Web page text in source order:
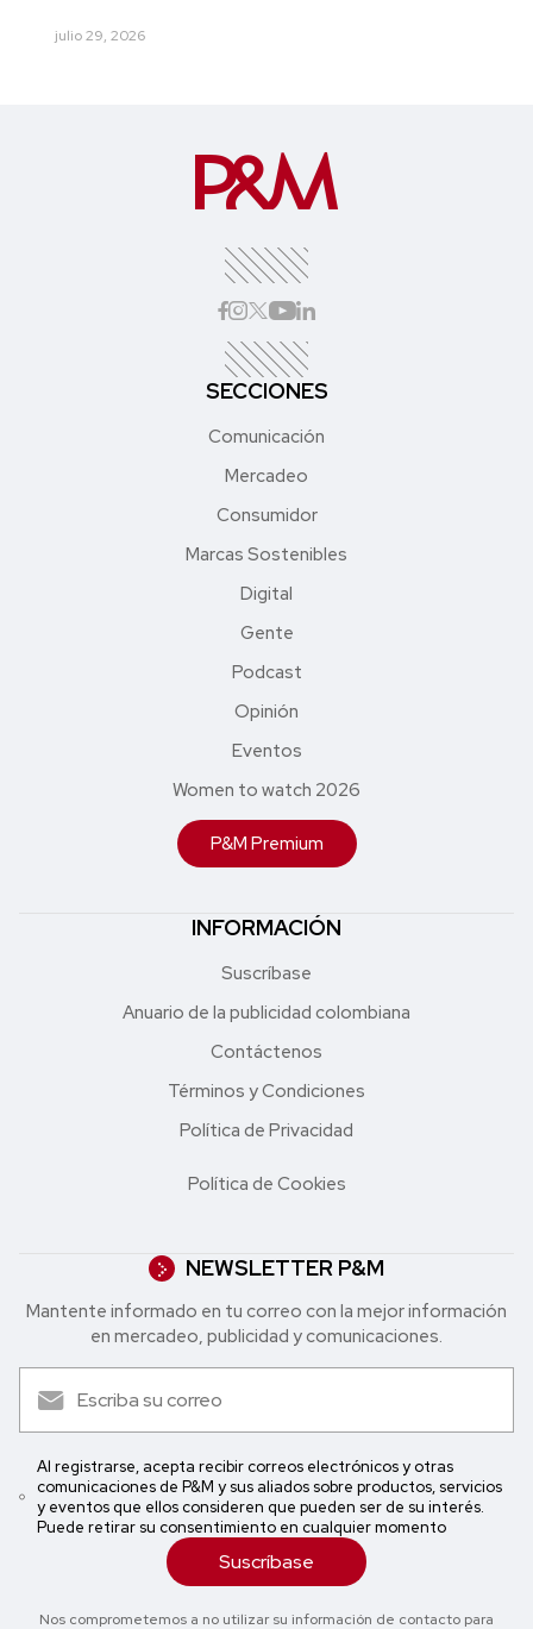
julio 29, 2026
SECCIONES
Comunicación
Mercadeo
Consumidor
Marcas Sostenibles
Digital
Gente
Podcast
Opinión
Eventos
Women to watch 2026
P&M Premium
INFORMACIÓN
Suscríbase
Anuario de la publicidad colombiana
Contáctenos
Términos y Condiciones
Política de Privacidad
Política de Cookies
NEWSLETTER P&M
Mantente informado en tu correo con la mejor in formación
en mercadeo, publicidad y comunicaciones.
Al registrarse, acepta recibir correos electrónicos y otras
comunicaciones de P&M y sus aliados sobre productos, servicios
y eventos que ellos consideren que pueden ser de su interés.
Puede retirar su consentimiento en cualquier momento
Suscríbase
Nos comprometemos a no utilizar su información de contacto para